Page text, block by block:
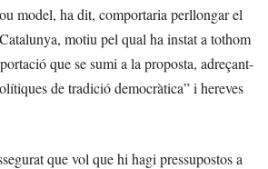
model, ha dit, comportaria perllongar el
motiu pel qual ha instat a tothom
que se sumi a la proposta, adreçant-
de tradició democràtica” i hereves
que vol que hi hagi pressupostos a